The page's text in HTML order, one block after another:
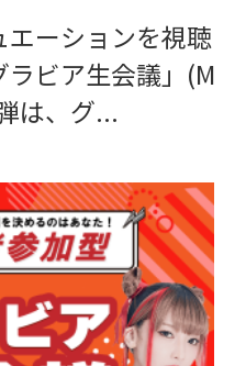
ーションを視聴
ビア生会議」(M
は、グ...